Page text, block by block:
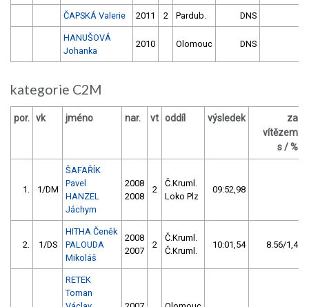
ČAPSKÁ Valerie 2011 2 Pardub. DNS
HANUŠOVÁ
Johanka
2010 Olomouc DNS
kategorie C2M
por. vk jméno nar. vt oddíl výsledek
za
vítězem
s / %
1. 1/DM
ŠAFAŘÍK
Pavel
HANZEL
Jáchym
2008
2008
2
Č.Kruml.
Loko Plz
09:52,98
2. 1/DS
HITHA Čeněk
PALOUDA
Mikoláš
2008
2007
2
Č.Kruml.
Č.Kruml.
10:01,54 8.56/1,4
RETEK
Toman